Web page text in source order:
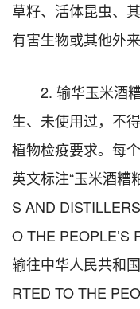
草籽、活体昆虫、
有害生物或其他外来
2. 输华玉米酒
生、未使用过，不
植物检疫要求。每
英文标注“玉米酒糟
S AND
O THE PEOPLE’S
输往中华人民共和
RTED TO THE